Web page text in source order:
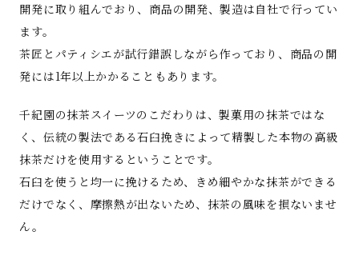
開発に取り組んでおり、商品の開発、製造は自社で行ってい
ます。
茶匠とパティシエが試行錯誤しながら作っており、商品の開
発には1年以上かかることもあります。
千紀園の抹茶スイーツのこだわりは、製菓用の抹茶ではな
く、伝統の製法である石臼挽きによって精製した本物の高級
抹茶だけを使用するということです。
石臼を使うと均一に挽けるため、きめ細やかな抹茶ができる
だけでなく、摩擦熱が出ないため、抹茶の風味を損ないませ
ん。